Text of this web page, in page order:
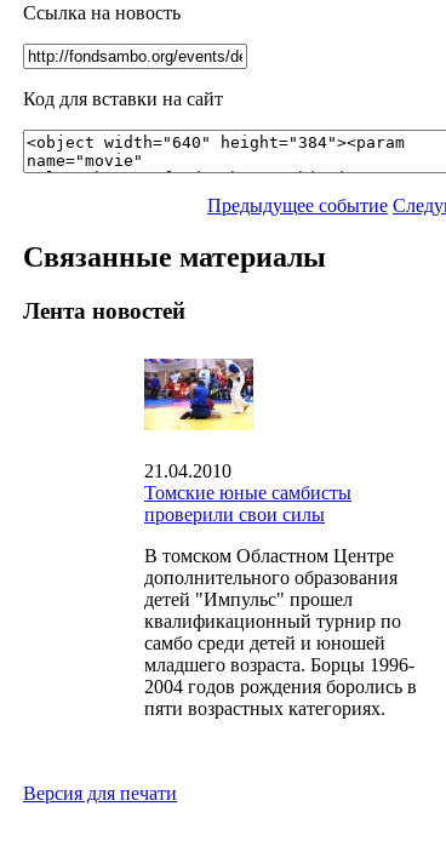
Ссылка на новость
Код для вставки на сайт
Предыдущее событие
Связанные материалы
Лента новостей
21.04.2010
Томские юные самбисты
проверили свои силы
В томском Областном Центре
дополнительного образования
детей "Импульс" прошел
квалификационный турнир по
самбо среди детей и юношей
младшего возраста. Борцы 1996-
2004 годов рождения боролись в
пяти возрастных категориях.
Версия для печати